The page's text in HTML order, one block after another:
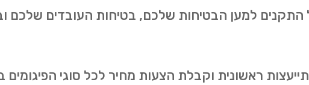
התקנים למען הבטיחות שלכם, בטיחות העובדים שלכם
ראשונית וקבלת הצעות מחיר לכל סוגי הפיגומים